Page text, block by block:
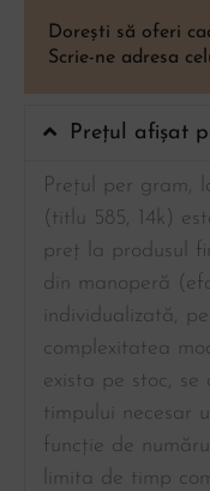
Dorești să oferi
Scrie-ne adresa
Prețul afișat
Prețul per gram,
(titlu 585, 14k)
preț la produsul
din manoperă
individualizată,
complexitatea
exista pe stoc, se
timpului necesar
funcție de
limita de timp